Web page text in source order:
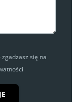
zgadzasz się na